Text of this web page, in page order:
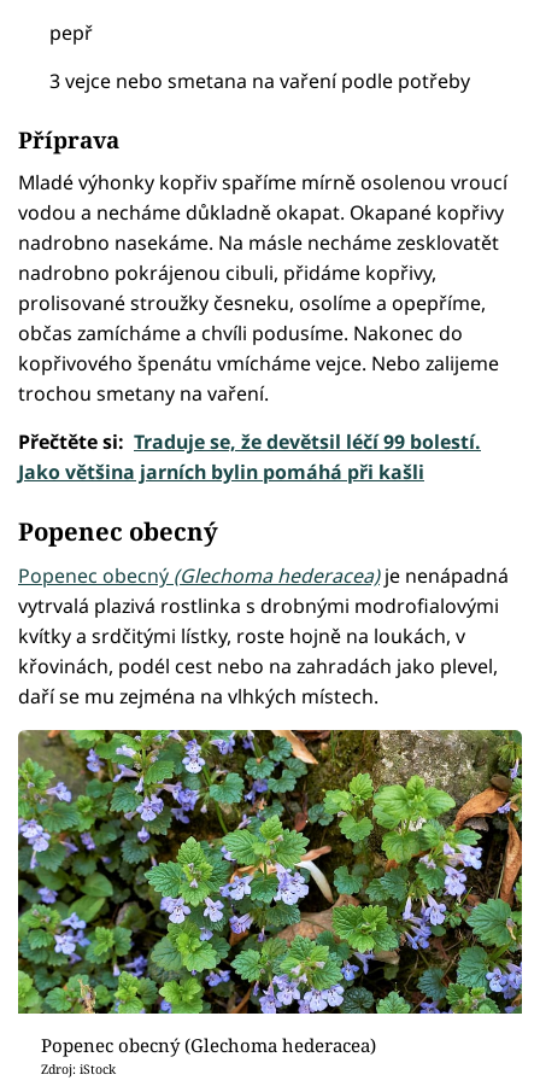
pepř
3 vejce nebo smetana na vaření podle potřeby
Příprava
Mladé výhonky kopřiv spaříme mírně osolenou vroucí
vodou a necháme důkladně okapat. Okapané kopřivy
nadrobno nasekáme. Na másle necháme zesklovatět
nadrobno pokrájenou cibuli, přidáme kopřivy,
prolisované stroužky česneku, osolíme a opepříme,
občas zamícháme a chvíli podusíme. Nakonec do
kopřivového špenátu vmícháme vejce. Nebo zalijeme
trochou smetany na vaření.
Přečtěte si: Traduje se, že devětsil léčí 99 bolestí.
Jako většina jarních bylin pomáhá při kašli
Popenec obecný
Popenec obecný (Glechoma hederacea)je nenápadná
vytrvalá plazivá rostlinka s drobnými modrofialovými
kvítky a srdčitými lístky, roste hojně na loukách, v
křovinách, podél cest nebo na zahradách jako plevel,
daří se mu zejména na vlhkých místech.
Popenec obecný (Glechoma hederacea)
Zdroj: iStock